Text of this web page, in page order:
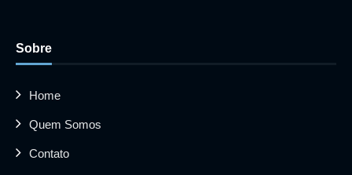
Sobre
Home
Quem Somos
Contato